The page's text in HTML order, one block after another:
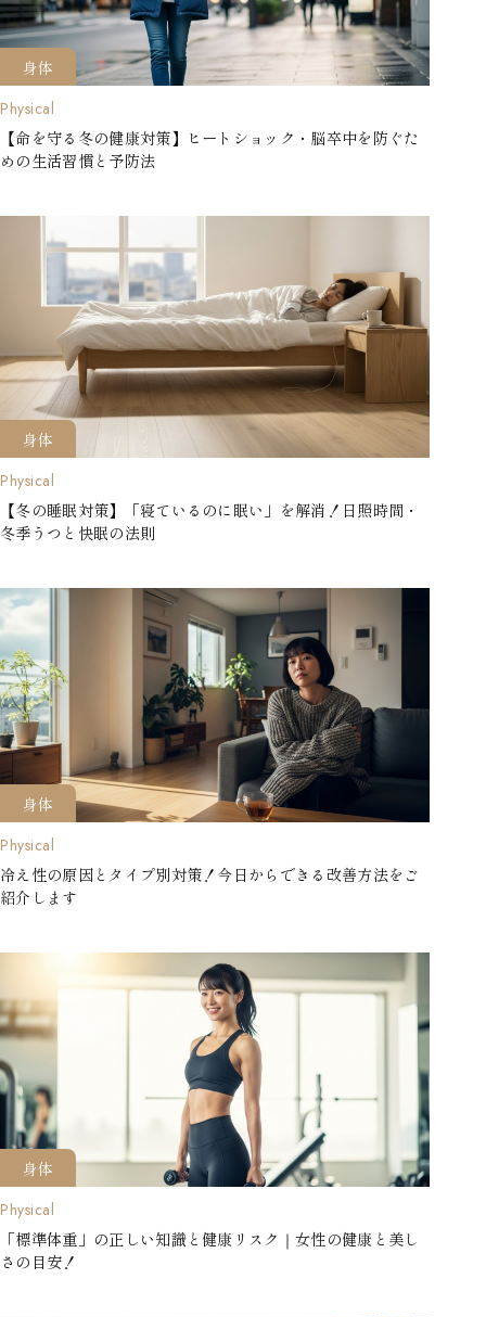
身体
Physical
【命を守る冬の健康対策】ヒートショック・脳卒中を防ぐた
めの生活習慣と予防法
身体
Physical
【冬の睡眠対策】「寝ているのに眠い」を解消！日照時間・
冬季うつと快眠の法則
身体
Physical
冷え性の原因とタイプ別対策！今日からできる改善方法をご
紹介します
身体
Physical
「標準体重」の正しい知識と健康リスク｜女性の健康と美し
さの目安！